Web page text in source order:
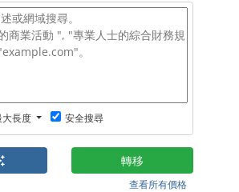
大長度 安全搜尋
轉移
查看所有價格